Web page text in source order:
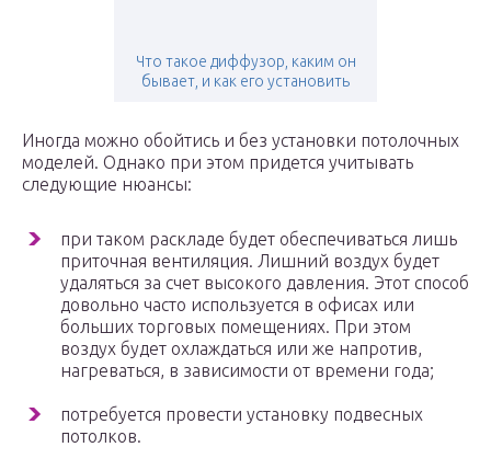
Что такое диффузор, каким он
бывает, и как его установить
Иногда можно обойтись и без установки потолочных
моделей. Однако при этом придется учитывать
следующие нюансы:
при таком раскладе будет обеспечиваться лишь
приточная вентиляция. Лишний воздух будет
удаляться за счет высокого давления. Этот способ
довольно часто используется в офисах или
больших торговых помещениях. При этом
воздух будет охлаждаться или же напротив,
нагреваться, в зависимости от времени года;
потребуется провести установку подвесных
потолков.